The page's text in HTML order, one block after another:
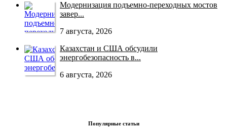
Модернизация подъемно-переходных мостов
завер...
7 августа, 2026
Казахстан и США обсудили
энергобезопасность в...
6 августа, 2026
Популярные статьи